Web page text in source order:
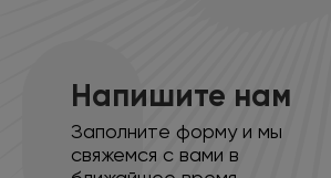
Напишите нам
Заполните форму и мы
свяжемся с вами в